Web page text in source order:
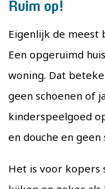
Ruim op!
Eigenlijk de meest
Een opgeruimd
woning. Dat
geen schoenen of
kinderspeelgoed
en douche en
Het is voor kopers